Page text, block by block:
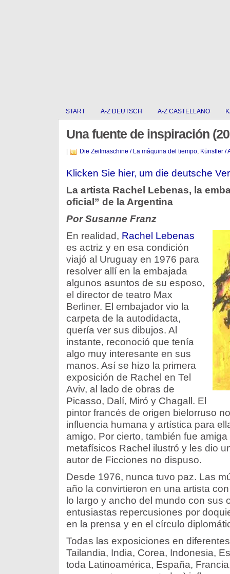
START A-Z DEUTSCH A-Z CASTELLANO
Una fuente de inspiración
Die Zeitmaschine / La máquina del tiempo, Künstler /
Klicken Sie hier, um die deutsche
La artista Rachel Lebenas, la
oficial” de la Argentina
Por Susanne Franz
En realidad, Rachel Lebenas
es actriz y en esa condición
viajó al Uruguay en 1976 para
resolver allí en la embajada
algunos asuntos de su esposo,
el director de teatro Max
Berliner. El embajador vio la
carpeta de la autodidacta,
quería ver sus dibujos. Al
instante, reconoció que tenía
algo muy interesante en sus
manos. Así se hizo la primera
exposición de Rachel en Tel
Aviv, al lado de obras de
Picasso, Dalí, Miró y Chagall. El
pintor francés de origen bielorruso
influencia humana y artística para
amigo. Por cierto, también fue
metafísicos Rachel ilustró y les dio
autor de Ficciones no dispuso.
Desde 1976, nunca tuvo paz. Las
año la convirtieron en una artista
lo largo y ancho del mundo con sus
entusiastas repercusiones por
en la prensa y en el círculo
Todas las exposiciones en
Tailandia, India, Corea, Indonesia,
toda Latinoamérica, España,